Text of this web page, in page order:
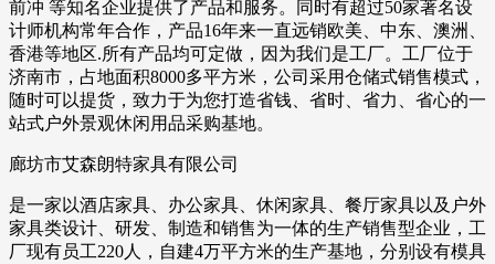
前冲 等知名企业提供了产品和服务。同时有超过50家著名设
计师机构常年合作，产品16年来一直远销欧美、中东、澳洲、
香港等地区.所有产品均可定做，因为我们是工厂。工厂位于
济南市，占地面积8000多平方米，公司采用仓储式销售模式，
随时可以提货，致力于为您打造省钱、省时、省力、省心的一
站式户外景观休闲用品采购基地。
廊坊市艾森朗特家具有限公司
是一家以酒店家具、办公家具、休闲家具、餐厅家具以及户外
家具类设计、研发、制造和销售为一体的生产销售型企业，工
厂现有员工220人，自建4万平方米的生产基地，分别设有模具